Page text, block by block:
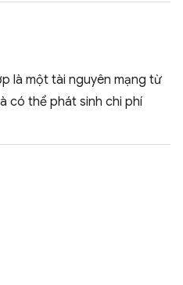
là một tài nguyên mạng từ
có thể phát sinh chi phí